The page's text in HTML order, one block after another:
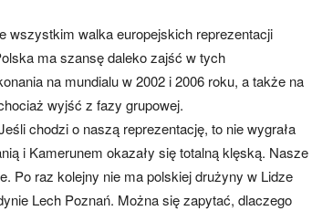
wszystkim walka europejskich reprezentacji
ma szansę daleko zajść w tych
na mundialu w 2002 i 2006 roku, a także na
wyjść z fazy grupowej.
chodzi o naszą reprezentację, to nie wygrała
i Kamerunem okazały się totalną klęską. Nasze
Po raz kolejny nie ma polskiej drużyny w Lidze
Lech Poznań. Można się zapytać, dlaczego